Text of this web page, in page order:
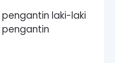
laki-laki